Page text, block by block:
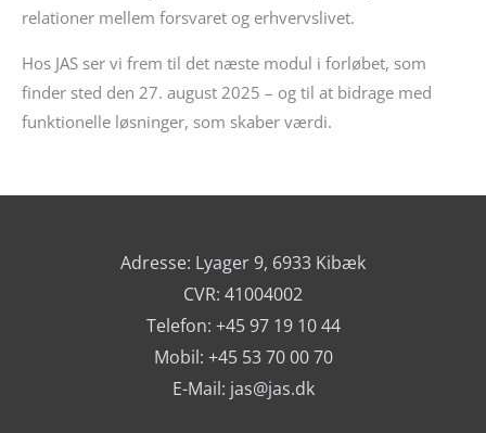
relationer mellem forsvaret og erhvervslivet.
Hos JAS ser vi frem til det næste modul i forløbet, som
finder sted den 27. august 2025 – og til at bidrage med
funktionelle løsninger, som skaber værdi.
Adresse: Lyager 9, 6933 Kibæk
CVR: 41004002
Telefon: +45 97 19 10 44
Mobil: +45 53 70 00 70
E-Mail: jas@jas.dk